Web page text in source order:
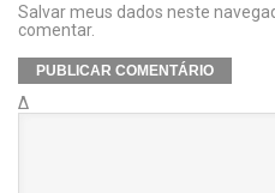
Salvar meus dados neste
comentar.
Δ